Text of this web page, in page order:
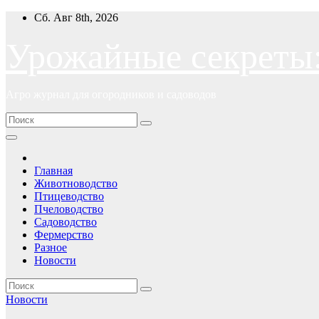
ПерейтиСб. Авг 8th, 2026
Главная
Животноводство
Птицеводство
Пчеловодство
Садоводство
Фермерство
Разное
Новости
Новости